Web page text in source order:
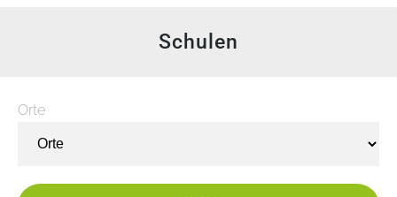
Schulen
Orte